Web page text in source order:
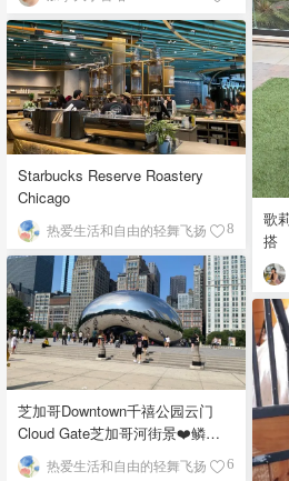
歌
搭
Starbucks Reserve Roastery
Chicago
热爱生活和自由的轻舞飞扬 8
芝加哥Downtown千禧公园云门
Cloud Gate芝加哥河街景❤️鳞次
栉比的高楼
热爱生活和自由的轻舞飞扬 6